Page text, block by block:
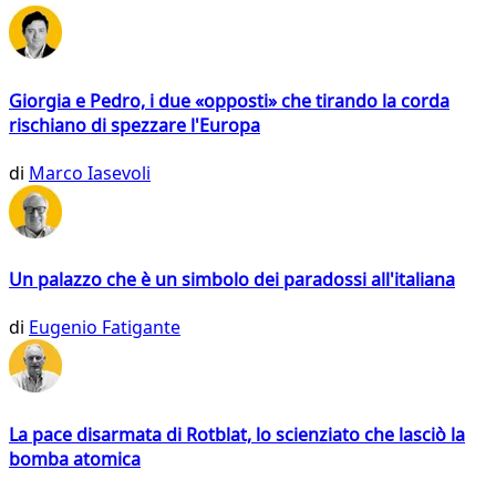
Giorgia e Pedro, i due «opposti» che tirando la corda
rischiano di spezzare l'Europa
di Marco Iasevoli
Un palazzo che è un simbolo dei paradossi all'italiana
di Eugenio Fatigante
La pace disarmata di Rotblat, lo scienziato che lasciò la
bomba atomica